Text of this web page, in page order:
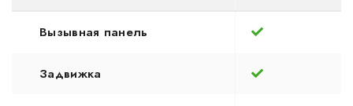
Вызывная панель
Задвижка